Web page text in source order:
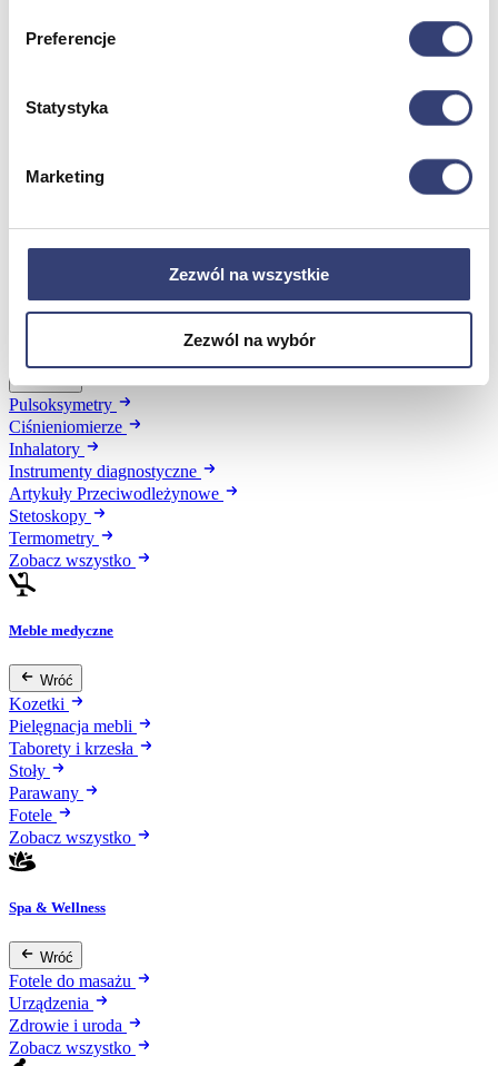
Preferencje
Statystyka
Marketing
Zezwól na wszystkie
Zezwól na wybór
Wróć
Pojemniki i worki na odpady
Materiały opatrunkowe
Pulsoksymetry
Ciśnieniomierze
Inhalatory
Instrumenty diagnostyczne
Artykuły Przeciwodleżynowe
Stetoskopy
Termometry
Zobacz wszystko
Meble medyczne
Wróć
Kozetki
Pielęgnacja mebli
Taborety i krzesła
Stoły
Parawany
Fotele
Zobacz wszystko
Spa & Wellness
Wróć
Fotele do masażu
Urządzenia
Zdrowie i uroda
Zobacz wszystko